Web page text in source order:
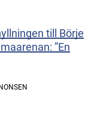
till Börje
”En